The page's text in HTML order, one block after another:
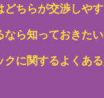
どちらが交渉しや
なら知っておきた
クに関するよくあ